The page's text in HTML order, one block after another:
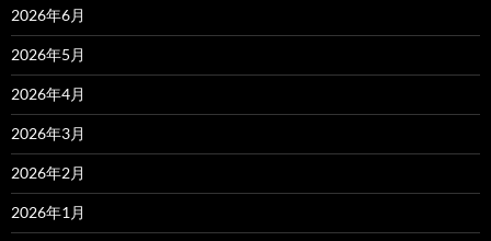
2026年6月
2026年5月
2026年4月
2026年3月
2026年2月
2026年1月